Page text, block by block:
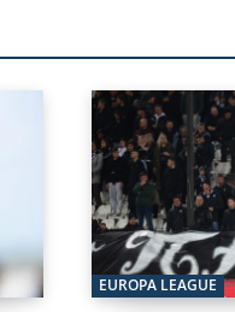
EUROPA LEAGUE